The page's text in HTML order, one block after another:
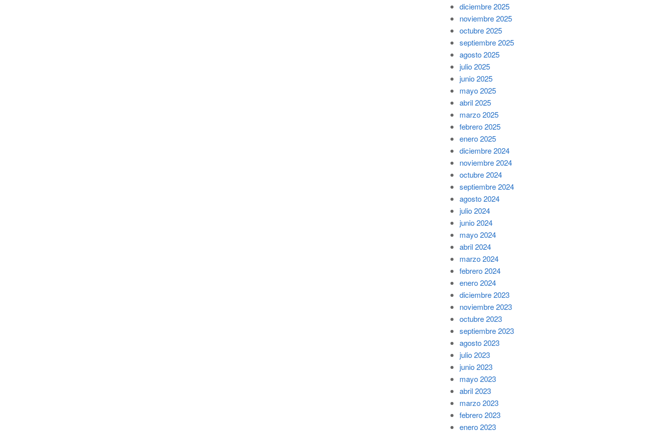
diciembre 2025
noviembre 2025
octubre 2025
septiembre 2025
agosto 2025
julio 2025
junio 2025
mayo 2025
abril 2025
marzo 2025
febrero 2025
enero 2025
diciembre 2024
noviembre 2024
octubre 2024
septiembre 2024
agosto 2024
julio 2024
junio 2024
mayo 2024
abril 2024
marzo 2024
febrero 2024
enero 2024
diciembre 2023
noviembre 2023
octubre 2023
septiembre 2023
agosto 2023
julio 2023
junio 2023
mayo 2023
abril 2023
marzo 2023
febrero 2023
enero 2023